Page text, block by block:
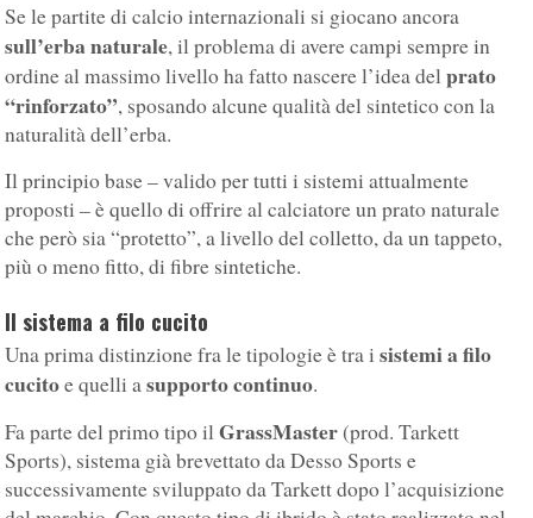
Se le partite di calcio internazionali si giocano ancora
sull’erba naturale, il problema di avere campi sempre in
ordine al massimo livello ha fatto nascere l’idea delprato
“rinforzato”, sposando alcune qualità del sintetico con la
naturalità dell’erba.
Il principio base – valido per tutti i sistemi attualmente
proposti – è quello di offrire al calciatore un prato naturale
che però sia “protetto”, a livello del colletto, da un tappeto,
più o meno fitto, di fibre sintetiche.
Il sistema a filo cucito
Una prima distinzione fra le tipologie è tra isistemi a filo
cucitoe quelli asupporto continuo.
Fa parte del primo tipo ilGrassMaster(prod. Tarkett
Sports), sistema già brevettato da Desso Sports e
successivamente sviluppato da Tarkett dopo l’acquisizione